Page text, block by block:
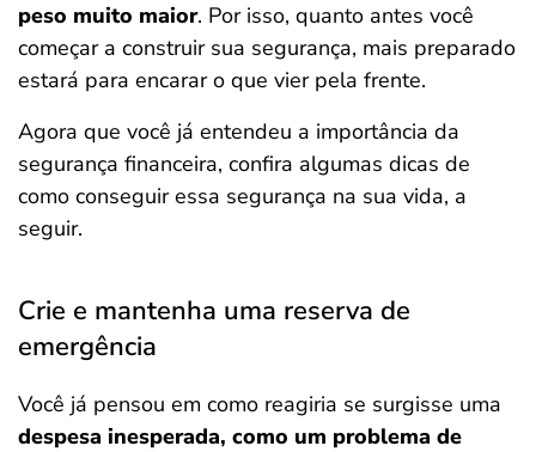
peso muito maior. Por isso, quanto antes você
começar a construir sua segurança, mais preparado
estará para encarar o que vier pela frente.
Agora que você já entendeu a importância da
segurança financeira, confira algumas dicas de
como conseguir essa segurança na sua vida, a
seguir.
Crie e mantenha uma reserva de
emergência
Você já pensou em como reagiria se surgisse uma
despesa inesperada, como um problema de